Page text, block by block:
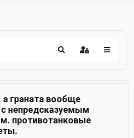
а граната вообще
непредсказуемым
противотанковые